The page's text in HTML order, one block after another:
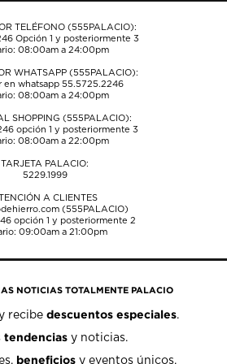
TELÉFONO (555PALACIO):
Opción 1 y posteriormente 3
08:00am a 24:00pm
WHATSAPP (555PALACIO):
en whatsapp 55.5725.2246
08:00am a 24:00pm
SHOPPING (555PALACIO):
opción 1 y posteriormente 3
08:00am a 22:00pm
TARJETA PALACIO:
5229.1999
A CLIENTES
(555PALACIO)
opción 1 y posteriormente 2
09:00am a 21:00pm
NOTICIAS TOTALMENTE PALACIO
recibedescuentos especiales.
tendencias y noticias.
beneficios y eventos únicos.